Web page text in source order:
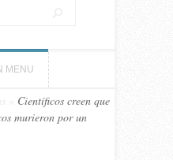
MENU
Científicos creen que
murieron por un